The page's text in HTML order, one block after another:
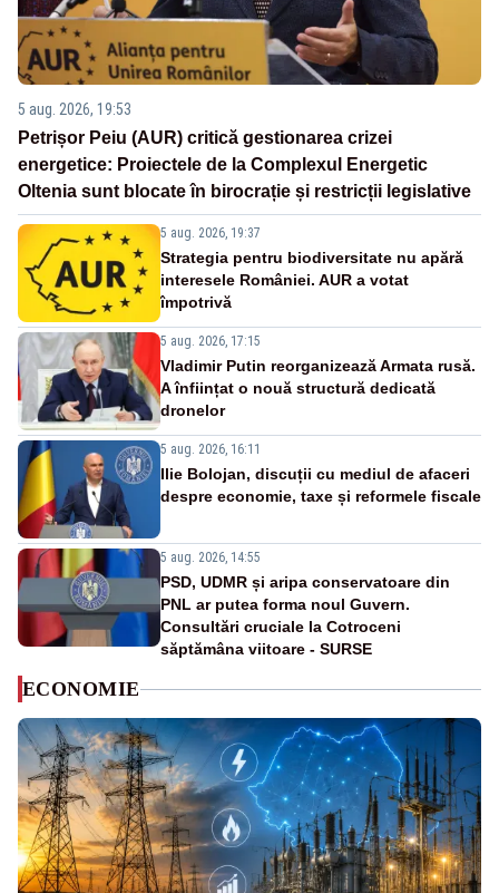
5 aug. 2026, 19:53
Petrișor Peiu (AUR) critică gestionarea crizei
energetice: Proiectele de la Complexul Energetic
Oltenia sunt blocate în birocrație și restricții legislative
5 aug. 2026, 19:37
Strategia pentru biodiversitate nu apără
interesele României. AUR a votat
împotrivă
5 aug. 2026, 17:15
Vladimir Putin reorganizează Armata rusă.
A înființat o nouă structură dedicată
dronelor
5 aug. 2026, 16:11
Ilie Bolojan, discuții cu mediul de afaceri
despre economie, taxe și reformele fiscale
5 aug. 2026, 14:55
PSD, UDMR și aripa conservatoare din
PNL ar putea forma noul Guvern.
Consultări cruciale la Cotroceni
săptămâna viitoare - SURSE
ECONOMIE